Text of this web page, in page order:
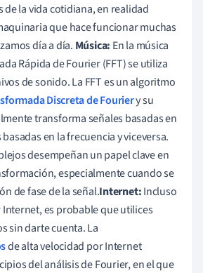
de la vida cotidiana, en realidad
que hace funcionar muchas
día a día. Música: En la música
Rápida de Fourier (FFT) se utiliza
de sonido. La FFT es un algoritmo
Discreta de Fouriery su
transforma señales basadas en
en la frecuencia y viceversa.
desempeñan un papel clave en
especialmente cuando se
de fase de la señal.Internet:Incluso
es probable que utilices
sin darte cuenta. La
de alta velocidad por Internet
del análisis de Fourier, en el que